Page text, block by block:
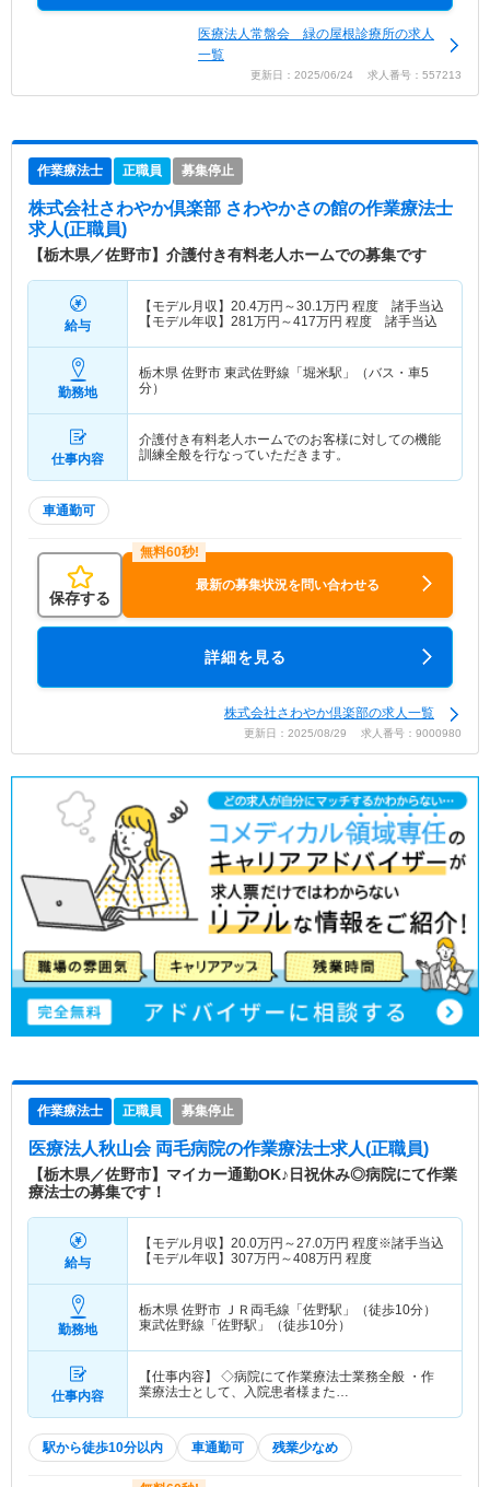
医療法人常盤会 緑の屋根診療所の求人
一覧
更新日：2025/06/24 求人番号：557213
作業療法士 正職員 募集停止
株式会社さわやか倶楽部 さわやかさの館の作業療法士
求人(正職員)
【栃木県／佐野市】介護付き有料老人ホームでの募集です
給与
【モデル月収】 20.4万円～30.1万円 程度 諸手当込
【モデル年収】 281万円～417万円 程度 諸手当込
勤務地
栃木県 佐野市 東武佐野線「堀米駅」（バス・車5
分）
仕事内容
介護付き有料老人ホームでのお客様に対しての機能
訓練全般を行なっていただきます。
車通勤可
保存する
最新の募集状況を問い合わせる
詳細を見る
株式会社さわやか倶楽部の求人一覧
更新日：2025/08/29 求人番号：9000980
作業療法士 正職員 募集停止
医療法人秋山会 両毛病院の作業療法士求人(正職員)
【栃木県／佐野市】マイカー通勤OK♪日祝休み◎病院にて作業
療法士の募集です！
給与
【モデル月収】 20.0万円～27.0万円 程度※諸手当込
【モデル年収】 307万円～408万円 程度
勤務地
栃木県 佐野市 ＪＲ両毛線「佐野駅」（徒歩10分）
東武佐野線「佐野駅」（徒歩10分）
仕事内容
【仕事内容】 ◇病院にて作業療法士業務全般 ・作
業療法士として、入院患者様また…
駅から徒歩10分以内 車通勤可 残業少なめ